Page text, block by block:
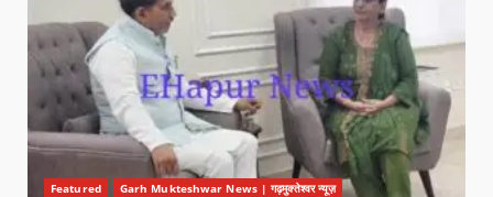
Featured Garh Mukteshwar News | गढ़मुक्तेश्वर न्यूज़